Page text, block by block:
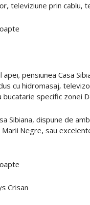
televiziune prin
apei, pensiunea Casa
cu hidromasaj,
specific zonei
Sibiana, dispune de
Negre, sau
Crisan